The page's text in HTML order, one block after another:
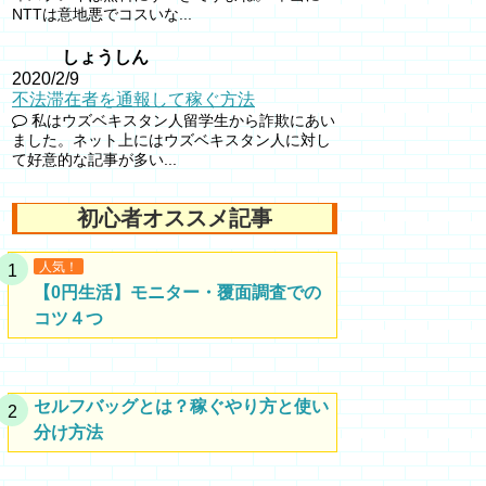
NTTは意地悪でコスいな...
しょうしん
2020/2/9
不法滞在者を通報して稼ぐ方法
私はウズベキスタン人留学生から詐欺にあい
ました。ネット上にはウズベキスタン人に対し
て好意的な記事が多い...
初心者オススメ記事
人気！
【0円生活】モニター・覆面調査での
コツ４つ
セルフバッグとは？稼ぐやり方と使い
分け方法